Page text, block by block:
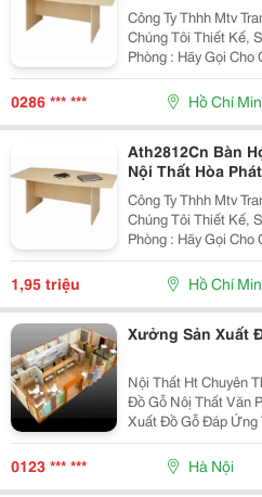
Công Ty Thhh Mtv
Chúng Tôi Thiết Kế,
Phòng : Hãy Gọi Cho Chúng Tôi Để Được Thiết Kế Và
Tư Vấn Miễn Phí.
Hàng. Rất Hân Hạnh
0286 *** *** Hồ Chí
Ath2812Cn Bàn
Nội Thất Hòa Phát
Công Ty Thhh Mtv
Chúng Tôi Thiết Kế,
Phòng : Hãy Gọi Cho Chúng Tôi Để Được Thiết Kế Và
Tư Vấn Miễn Phí.
Hàng. Rất Hân Hạnh
1,95 triệu Hồ Chí
Xưởng Sản Xuất
Nội Thất Ht Chuyên
Đồ Gỗ Nôị Thất Văn
Xuất Đồ Gỗ Đáp Ứng
Cao Cấp. Dưới Đây
Thiết Kế - Thi Công
0123 *** *** Hà Nội